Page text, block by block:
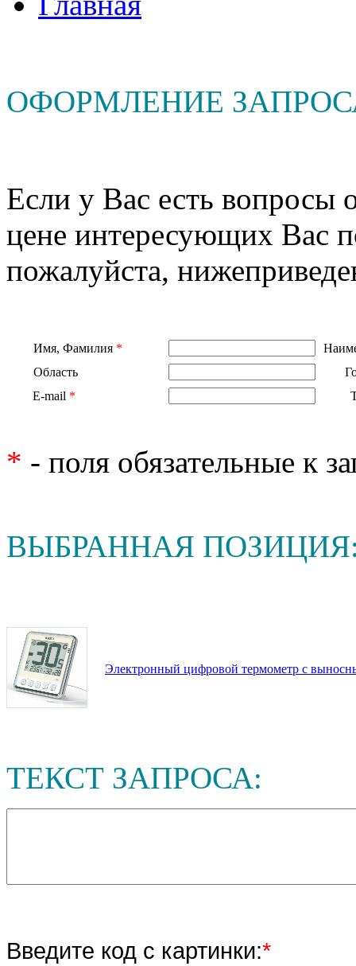
ОФОРМЛЕНИЕ
Если у Вас есть вопросы
цене интересующих Вас
пожалуйста,
Имя, Фамилия *
Область
E-mail *
* - поля обязательные к
ВЫБРАННАЯ
Электронный цифровой термометр с
ТЕКСТ ЗАПРОСА:
Введите код с картинки:*